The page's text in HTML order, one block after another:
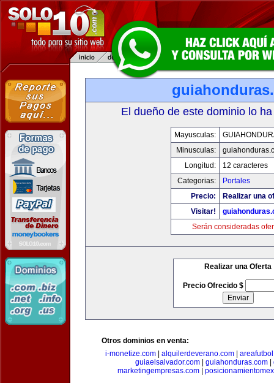
El dueño de este dominio lo
Mayusculas:
Minusculas:
Longitud:
12 caracteres
Categorias:
Portales
Precio:
Realizar una
Visitar!
Serán consideradas
Realizar una Oferta
Precio Ofrecido $
Otros dominios en venta:
i-monetize.com
alquilerdeverano.com
guiaelsalvador.com| guiahonduras.com|
marketingempresas.com